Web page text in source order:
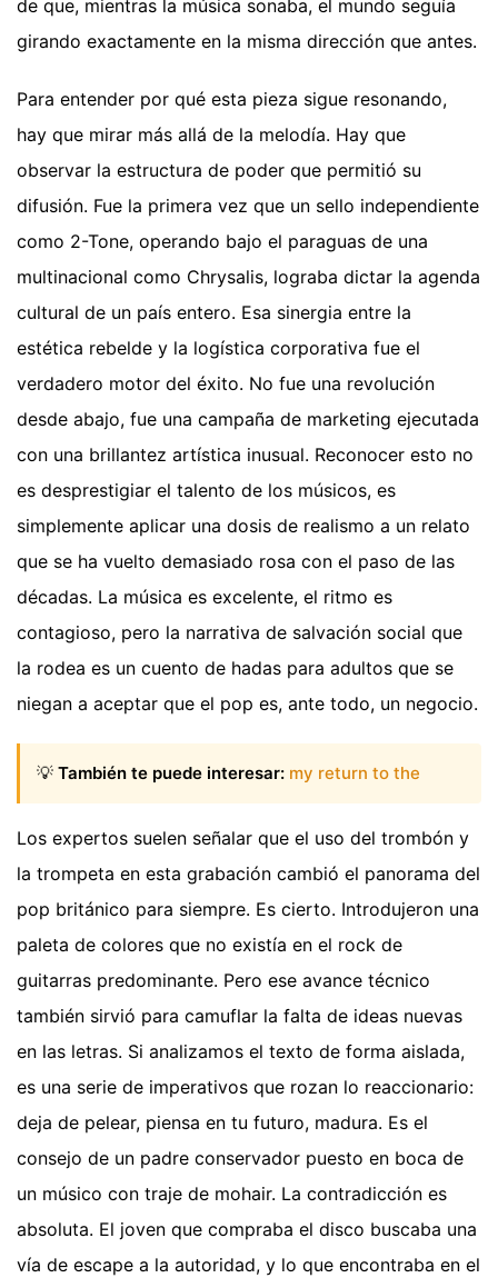
de que, mientras la música sonaba, el mundo seguía
girando exactamente en la misma dirección que antes.
Para entender por qué esta pieza sigue resonando,
hay que mirar más allá de la melodía. Hay que
observar la estructura de poder que permitió su
difusión. Fue la primera vez que un sello independiente
como 2-Tone, operando bajo el paraguas de una
multinacional como Chrysalis, lograba dictar la agenda
cultural de un país entero. Esa sinergia entre la
estética rebelde y la logística corporativa fue el
verdadero motor del éxito. No fue una revolución
desde abajo, fue una campaña de marketing ejecutada
con una brillantez artística inusual. Reconocer esto no
es desprestigiar el talento de los músicos, es
simplemente aplicar una dosis de realismo a un relato
que se ha vuelto demasiado rosa con el paso de las
décadas. La música es excelente, el ritmo es
contagioso, pero la narrativa de salvación social que
la rodea es un cuento de hadas para adultos que se
niegan a aceptar que el pop es, ante todo, un negocio.
💡 También te puede interesar: my return to the
Los expertos suelen señalar que el uso del trombón y
la trompeta en esta grabación cambió el panorama del
pop británico para siempre. Es cierto. Introdujeron una
paleta de colores que no existía en el rock de
guitarras predominante. Pero ese avance técnico
también sirvió para camuflar la falta de ideas nuevas
en las letras. Si analizamos el texto de forma aislada,
es una serie de imperativos que rozan lo reaccionario:
deja de pelear, piensa en tu futuro, madura. Es el
consejo de un padre conservador puesto en boca de
un músico con traje de mohair. La contradicción es
absoluta. El joven que compraba el disco buscaba una
vía de escape a la autoridad, y lo que encontraba en el